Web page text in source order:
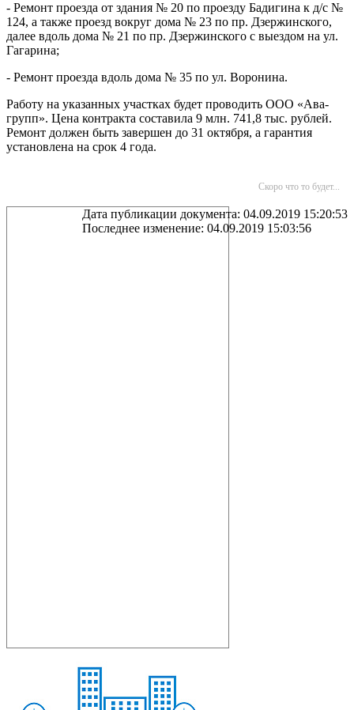
- Ремонт проезда от здания № 20 по проезду Бадигина к д/с №
124, а также проезд вокруг дома № 23 по пр. Дзержинского,
далее вдоль дома № 21 по пр. Дзержинского с выездом на ул.
Гагарина;
- Ремонт проезда вдоль дома № 35 по ул. Воронина.
Работу на указанных участках будет проводить ООО «Ава-
групп». Цена контракта составила 9 млн. 741,8 тыс. рублей.
Ремонт должен быть завершен до 31 октября, а гарантия
установлена на срок 4 года.
Скоро что то будет...
Дата публикации документа: 04.09.2019 15:20:53
Последнее изменение: 04.09.2019 15:03:56